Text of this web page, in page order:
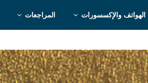
الهواتف والإكسسورات المراجعات